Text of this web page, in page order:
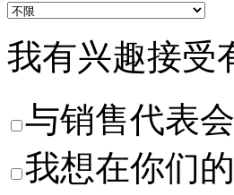
我有兴趣接受
与销售代表
我想在你们